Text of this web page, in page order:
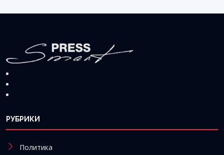
РУБРИКИ
Политика